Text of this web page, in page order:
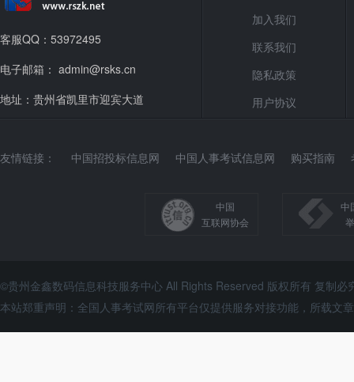
客服QQ：53972495
电子邮箱： admin@rsks.cn
地址：贵州省凯里市迎宾大道
加入我们
联系我们
隐私政策
用户协议
友情链接： 中国招投标信息网 中国人事考试信息网 购买指南
中国
互联网协会
中
©贵州金鑫数码信息科技服务中心 All Rights Reserved 版权所有 复制必
本站郑重声明：全国人事考试网所有平台仅提供服务对接功能，所载文